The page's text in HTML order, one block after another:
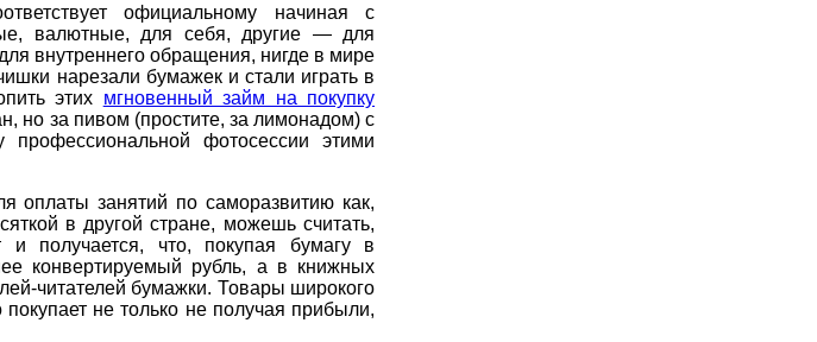
официальному начиная с
валютные, для себя, другие — для
внутреннего обращения, нигде в мире
нарезали бумажек и стали играть в
этих мгновенный займ на покупку
но за пивом (простите, за лимонадом) с
фотосессии этими
оплаты занятий по саморазвитию как,
в другой стране, можешь считать,
получается, что, покупая бумагу в
конвертируемый рубль, а в книжных
читателей бумажки. Товары широкого
покупает не только не получая прибыли,